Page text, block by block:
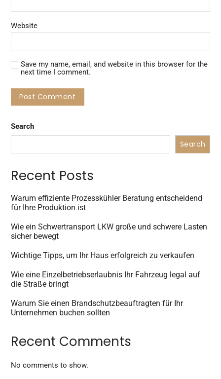
Website
Save my name, email, and website in this browser for the
next time I comment.
Search
Search
Recent Posts
Warum effiziente Prozesskühler Beratung entscheidend
für Ihre Produktion ist
Wie ein Schwertransport LKW große und schwere Lasten
sicher bewegt
Wichtige Tipps, um Ihr Haus erfolgreich zu verkaufen
Wie eine Einzelbetriebserlaubnis Ihr Fahrzeug legal auf
die Straße bringt
Warum Sie einen Brandschutzbeauftragten für Ihr
Unternehmen buchen sollten
Recent Comments
No comments to show.